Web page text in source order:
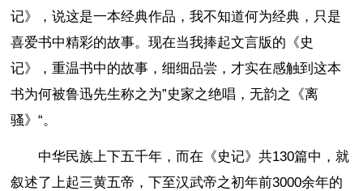
记》，说这是一本经典作品，我不知道何为经典，只是
喜爱书中精彩的故事。现在当我捧起文言版的《史
记》，重温书中的故事，细细品尝，才实在感触到这本
书为何被鲁迅先生称之为”史家之绝唱，无韵之《离
骚》“。
中华民族上下五千年，而在《史记》共130篇中，就
叙述了上起三黄五帝，下至汉武帝之初年前3000余年的